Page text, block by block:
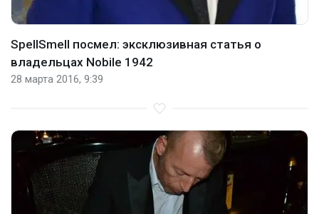
SpellSmell посмел: эксклюзивная статья о
владельцах Nobile 1942
28 марта 2016, 9:39